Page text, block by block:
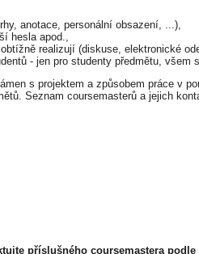
anotace, personální obsazení, ...),
hesla apod.,
realizují (diskuse, elektronické
- jen pro studenty předmětu, všem
s projektem a způsobem práce v
Seznam coursemasterů a jejich
příslušného coursemastera